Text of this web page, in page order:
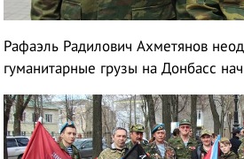
Рафаэль Радилович Ахметянов
гуманитарные грузы на Донбасс